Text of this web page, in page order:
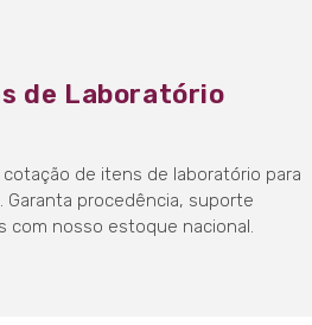
de Laboratório
de itens de laboratório para
Garanta procedência, suporte
com nosso estoque nacional.